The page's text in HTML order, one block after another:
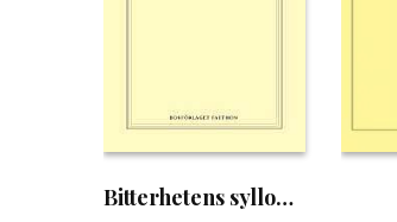
Bitterhetens syllogismer